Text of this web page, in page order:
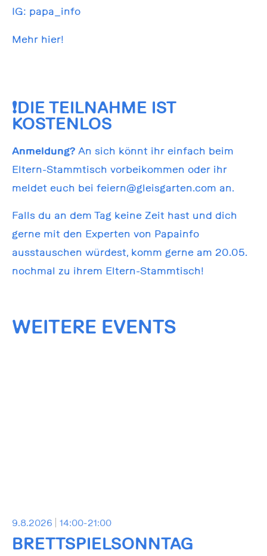
IG: papa_info
Mehr hier!
❗DIE TEILNAHME IST
KOSTENLOS
Anmeldung?An sich könnt ihr einfach beim
Eltern-Stammtisch vorbeikommen oder ihr
meldet euch bei feiern@gleisgarten.com an.
Falls du an dem Tag keine Zeit hast und dich
gerne mit den Experten von Papainfo
ausstauschen würdest, komm gerne am 20.05.
nochmal zu ihrem Eltern-Stammtisch!
WEITERE EVENTS
9.8.2026 14:00-21:00
BRETTSPIELSONNTAG